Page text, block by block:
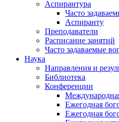
Аспирантура
Часто
Аспиранту
Преподаватели
Расписание занятий
Часто задаваемые
Наука
Направления и
Библиотека
Конференции
Ежегодная
Ежегодная